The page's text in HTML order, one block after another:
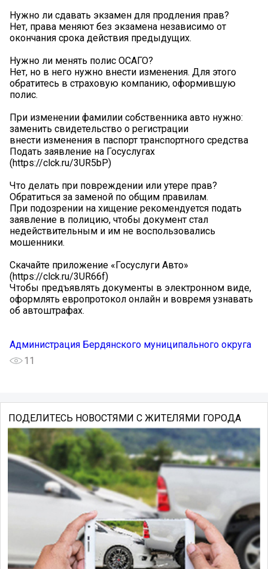
Нужно ли сдавать экзамен для продления прав?
Нет, права меняют без экзамена независимо от
окончания срока действия предыдущих.
Нужно ли менять полис ОСАГО?
Нет, но в него нужно внести изменения. Для этого
обратитесь в страховую компанию, оформившую
полис.
При изменении фамилии собственника авто нужно:
заменить свидетельство о регистрации
внести изменения в паспорт транспортного средства
Подать заявление на Госуслугах
(https://clck.ru/3UR5bP)
Что делать при повреждении или утере прав?
Обратиться за заменой по общим правилам.
При подозрении на хищение рекомендуется подать
заявление в полицию, чтобы документ стал
недействительным и им не воспользовались
мошенники.
Скачайте приложение «Госуслуги Авто»
(https://clck.ru/3UR66f)
Чтобы предъявлять документы в электронном виде,
оформлять европротокол онлайн и вовремя узнавать
об автоштрафах.
Администрация Бердянского муниципального округа
11
ПОДЕЛИТЕСЬ НОВОСТЯМИ С ЖИТЕЛЯМИ ГОРОДА